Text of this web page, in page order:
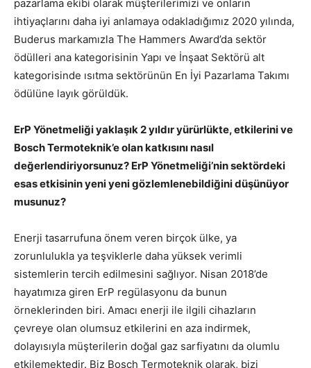
pazarlama ekibi olarak müşterilerimizi ve onların
ihtiyaçlarını daha iyi anlamaya odakladığımız 2020 yılında,
Buderus markamızla The Hammers Award’da sektör
ödülleri ana kategorisinin Yapı ve İnşaat Sektörü alt
kategorisinde ısıtma sektörünün En İyi Pazarlama Takımı
ödülüne layık görüldük.
ErP Yönetmeliği yaklaşık 2 yıldır yürürlükte, etkilerini ve
Bosch Termoteknik’e olan katkısını nasıl
değerlendiriyorsunuz? ErP Yönetmeliği’nin sektördeki
esas etkisinin yeni yeni gözlemlenebildiğini düşünüyor
musunuz?
Enerji tasarrufuna önem veren birçok ülke, ya
zorunlulukla ya teşviklerle daha yüksek verimli
sistemlerin tercih edilmesini sağlıyor. Nisan 2018’de
hayatımıza giren ErP regülasyonu da bunun
örneklerinden biri. Amacı enerji ile ilgili cihazların
çevreye olan olumsuz etkilerini en aza indirmek,
dolayısıyla müşterilerin doğal gaz sarfiyatını da olumlu
etkilemektedir. Biz Bosch Termoteknik olarak, bizi